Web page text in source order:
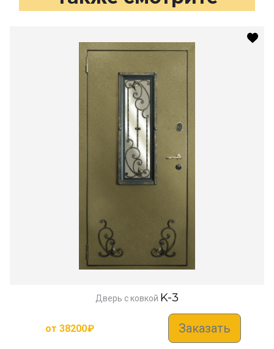
Дверь с ковкой K-3
от 38200₽ Заказать